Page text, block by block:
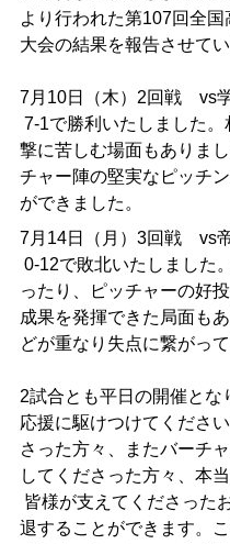
より行われた第107回全
大会の結果を報告させてい
7月10日（木）2回戦 vs
7-1で勝利いたしました
撃に苦しむ場面もありま
チャー陣の堅実なピッチ
ができました。
7月14日（月）3回戦 vs
0-12で敗北いたしました
ったり、ピッチャーの好
成果を発揮できた局面も
どが重なり失点に繋がっ
2試合とも平日の開催と
応援に駆けつけてくださ
さった方々、またバーチ
してくださった方々、本
皆様が支えてくださった
退することができます。